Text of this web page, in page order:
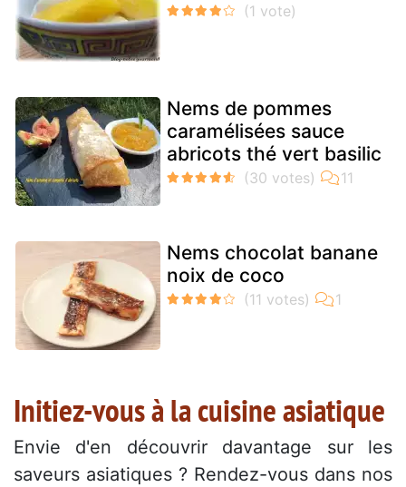
Nems de pommes
caramélisées sauce
abricots thé vert basilic
Nems chocolat banane
noix de coco
Initiez-vous à la cuisine asiatique
Envie d'en découvrir davantage sur les
saveurs asiatiques ? Rendez-vous dans nos